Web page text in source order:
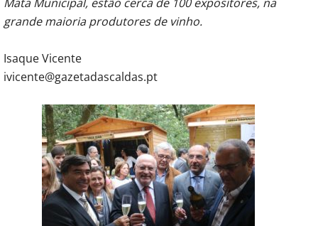
grande maioria produtores de vinho.
Isaque Vicente
ivicente@gazetadascaldas.pt